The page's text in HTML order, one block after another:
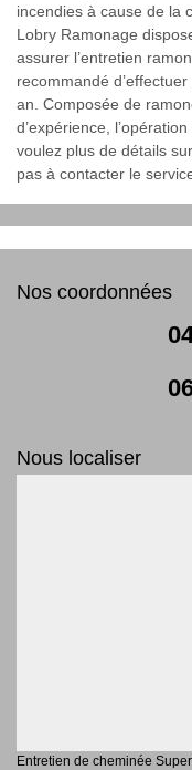
incendies à cause de la
Lobry Ramonage
assurer l’entretien
recommandé
an. Composée de
d’expérience,
voulez plus de détails
pas à contacter le
Nos coordonnées
Nous localiser
Entretien de cheminée